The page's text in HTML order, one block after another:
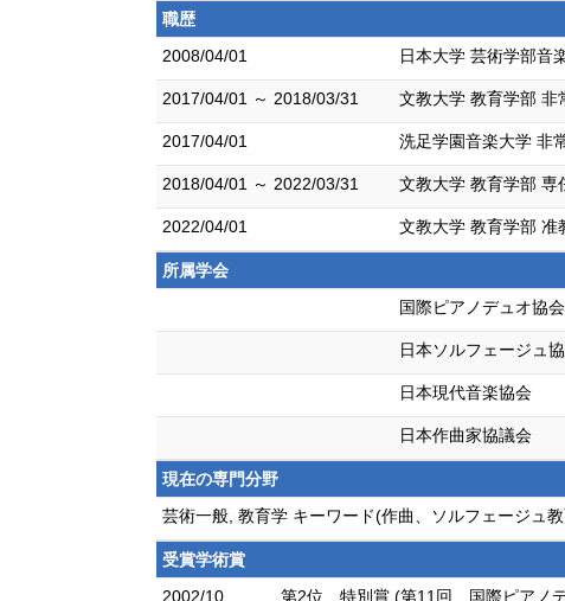
職歴
2008/04/01
日本大学 芸術学部音
2017/04/01 ～ 2018/03/31 文教大学 教育学部 非
2017/04/01 洗足学園音楽大学 非
2018/04/01 ～ 2022/03/31 文教大学 教育学部 専
2022/04/01 文教大学 教育学部 准
所属学会
国際ピアノデュオ協会
日本ソルフェージュ
日本現代音楽協会
日本作曲家協議会
現在の専門分野
芸術一般, 教育学 キーワード(作曲、ソルフェージュ
受賞学術賞
2002/10
第2位 特別賞 (第11回 国際ピアノ